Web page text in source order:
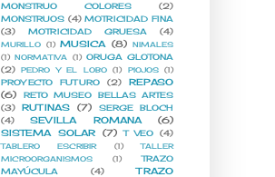
MONSTRUO COLORES
(2)
MONSTRUOS (4) MOTRICIDAD FINA
(3)
MOTRICIDAD GRUESA (4)
MURILLO (1) MUSICA (8)
NIMALES
(1) NORMATIVA (1) ORUGA GLOTONA
(2)
PEDRO Y EL LOBO (1) PIOJOS (1)
PROYECTO FUTURO (2)
REPASO
(6)
RETO MUSEO BELLAS ARTES
(3)
RUTINAS (7)
SERGE BLOCH
(4)
SEVILLA ROMANA
(6)
SISTEMA SOLAR
(7) T VEO (4)
TABLERO ESCRIBIR (1)
TALLER
MICROORGANISMOS
(1)
TRAZO
MAYÚCULA
(4)
TRAZO